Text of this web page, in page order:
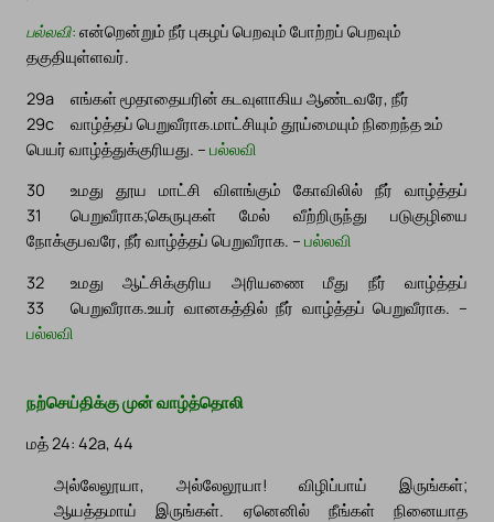
பல்லவி: என்றென்றும் நீர் புகழப் பெறவும் போற்றப் பெறவும்
தகுதியுள்ளவர்.
29a
எங்கள் மூதாதையரின் கடவுளாகிய ஆண்டவரே, நீர்
வாழ்த்தப் பெறுவீராக.
29c
மாட்சியும் தூய்மையும் நிறைந்த உம்
பெயர் வாழ்த்துக்குரியது. – பல்லவி
30
உமது தூய மாட்சி விளங்கும் கோவிலில் நீர் வாழ்த்தப்
பெறுவீராக;
31
கெருபுகள் மேல் வீற்றிருந்து படுகுழியை
நோக்குபவரே, நீர் வாழ்த்தப் பெறுவீராக. – பல்லவி
32
உமது ஆட்சிக்குரிய அரியணை மீது நீர் வாழ்த்தப்
பெறுவீராக.
33
உயர் வானகத்தில் நீர் வாழ்த்தப் பெறுவீராக. –
பல்லவி
நற்செய்திக்கு முன் வாழ்த்தொலி
மத் 24: 42a, 44
அல்லேலூயா, அல்லேலூயா! விழிப்பாய் இருங்கள்;
ஆயத்தமாய் இருங்கள். ஏனெனில் நீங்கள் நினையாத